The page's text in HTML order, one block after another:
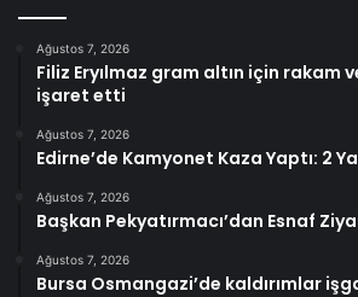
Ağustos 7, 2026
Filiz Eryılmaz gram altın için rakam
işaret etti
Ağustos 7, 2026
Edirne’de Kamyonet Kaza Yaptı: 2
Ağustos 7, 2026
Başkan Pekyatırmacı’dan Esnaf
Ağustos 7, 2026
Bursa Osmangazi’de kaldırımlar